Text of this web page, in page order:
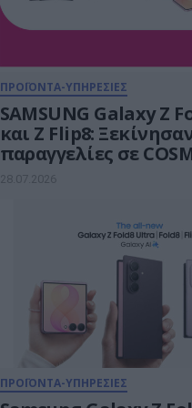
ΠΡΟΪΟΝΤΑ-ΥΠΗΡΕΣΙΕΣ
SAMSUNG Galaxy Z
και Ζ Flip8:
παραγγελίες σε
TELEKOM και
28.07.2026
ΠΡΟΪΟΝΤΑ-ΥΠΗΡΕΣΙΕΣ